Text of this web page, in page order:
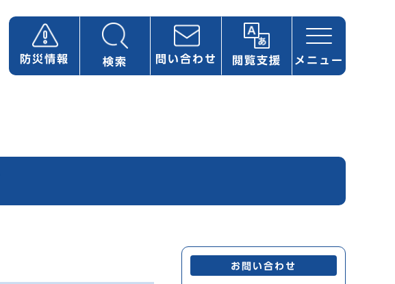
防災情報 検索 問い合わせ 閲覧支援 メニュー
お問い合わせ